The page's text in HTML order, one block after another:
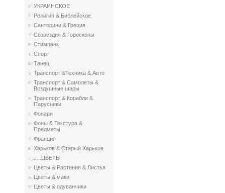
УКРАИНСКОЕ
Религия & Библейское
Санторини & Греция
Созвездия & Гороскопы
Стимпанк
Спорт
Танец
Транспорт &Техника & Авто
Транспорт & Самолеты &
Воздушные шары
Транспорт & Корабли &
Парусники
Фонари
Фоны & Текстура &
Предметы
Франция
Харьков & Старый Харьков
.....ЦВЕТЫ
Цветы & Растения & Листья
Цветы & маки
Цветы & одуванчики